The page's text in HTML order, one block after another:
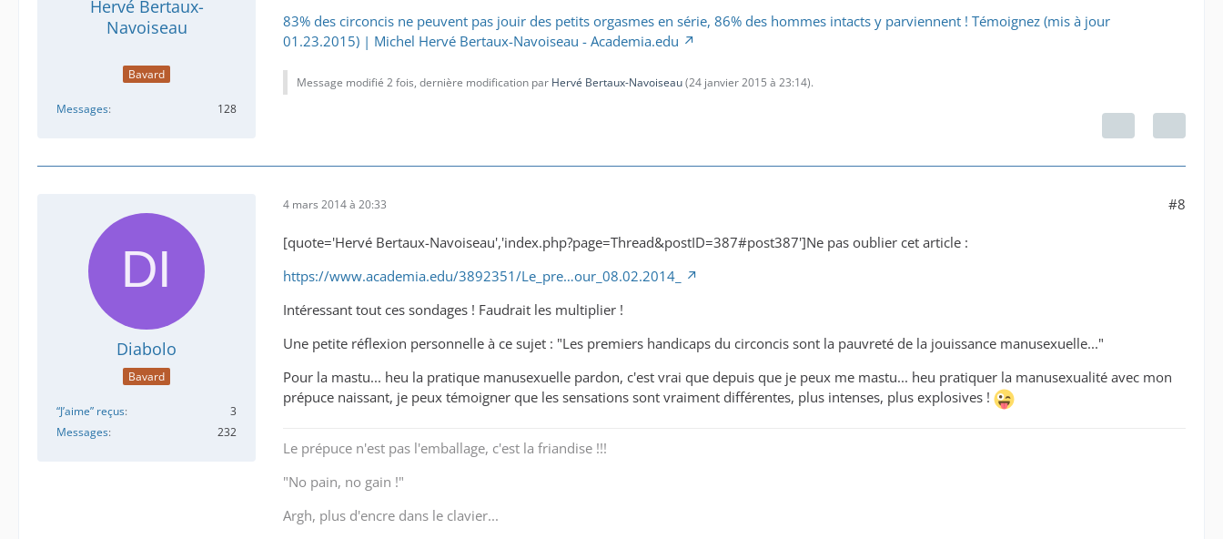
Hervé Bertaux-
Navoiseau
Bavard
Messages 128
83% des circoncis ne peuvent pas jouir des petits orgasmes en série, 86% des hommes intacts y parviennent ! Témoignez (mis à jour
01.23.2015) | Michel Hervé Bertaux-Navoiseau - Academia.edu
Message modifié 2 fois, dernière modification par Hervé Bertaux-Navoiseau(24 janvier 2015 à 23:14).
Diabolo
Bavard
“J’aime” reçus
3
Messages
232
4 mars 2014 à 20:33 #8
[quote='Hervé Bertaux-Navoiseau','index.php?page=Thread&postID=387#post387']Ne pas oublier cet article :
https://www.academia.edu/3892351/Le_pre…our_08.02.2014_
Intéressant tout ces sondages ! Faudrait les multiplier !
Une petite réflexion personnelle à ce sujet : "Les premiers handicaps du circoncis sont la pauvreté de la jouissance manusexuelle..."
Pour la mastu... heu la pratique manusexuelle pardon, c'est vrai que depuis que je peux me mastu... heu pratiquer la manusexualité avec mon
prépuce naissant, je peux témoigner que les sensations sont vraiment différentes, plus intenses, plus explosives !
Le prépuce n'est pas l'emballage, c'est la friandise !!!
"No pain, no gain !"
Argh, plus d'encre dans le clavier...